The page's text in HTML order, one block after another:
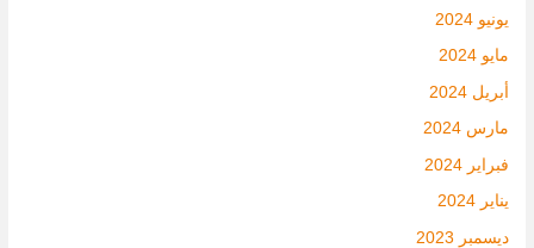
يونيو 2024
مايو 2024
أبريل 2024
مارس 2024
فبراير 2024
يناير 2024
ديسمبر 2023